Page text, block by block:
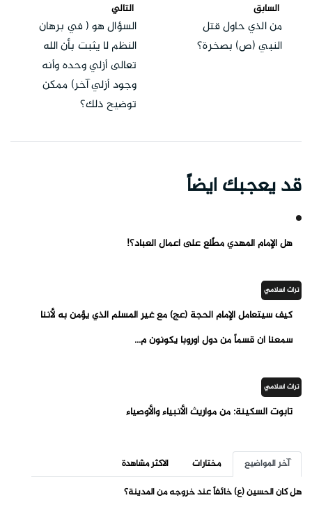
السابق
من الذي حاول قتل
النبي (ص) بصخرة؟
التالي
السؤال هو ( في برهان
النظم لا يثبت بأن الله
تعالى أزلي وحده وأنه
وجود أزلي آخر) ممكن
توضيح ذلك؟
قد يعجبك ايضاً
هل الإمام المهدي مطّلع على أعمال العباد؟!
تراث اسلامي
كيف سيتعامل الإمام الحجة (عج) مع غير المسلم الذي يؤمن به لأننا
سمعنا أن قسماً من دول أوروبا يكونون م...
تراث اسلامي
تابوت السكينة: من مواريث الأنبياء والأوصياء
آخر المواضيع مختارات
الاكثر مشاهدة
هل كان الحسين (ع) خائفاً عند خروجه من المدينة؟